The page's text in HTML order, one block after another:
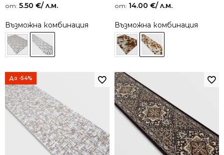
от: 5.50 €/ л.м.
Възможна комбинация
от: 14.00 €/ л.м.
Възможна комбинация
До -54%